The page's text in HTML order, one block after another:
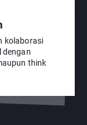
kolaborasi
dengan
think